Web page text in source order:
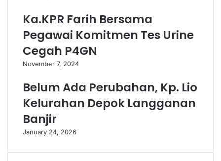
Ka.KPR Farih Bersama
Pegawai Komitmen Tes Urine
Cegah P4GN
November 7, 2024
Belum Ada Perubahan, Kp. Lio
Kelurahan Depok Langganan
Banjir
January 24, 2026